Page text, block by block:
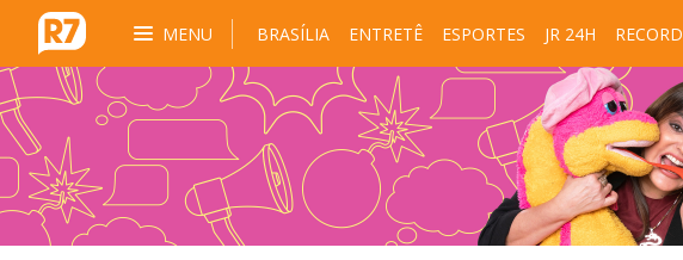
MENU BRASÍLIA ENTRETÊ ESPORTES JR 24H RECORD